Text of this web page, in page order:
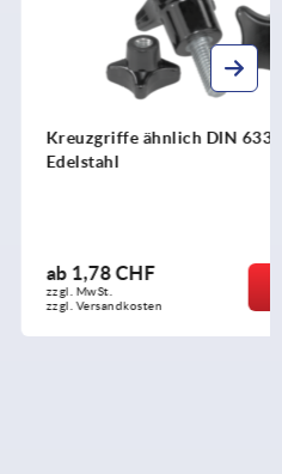
ähnlich DIN 6335 Stahlteile